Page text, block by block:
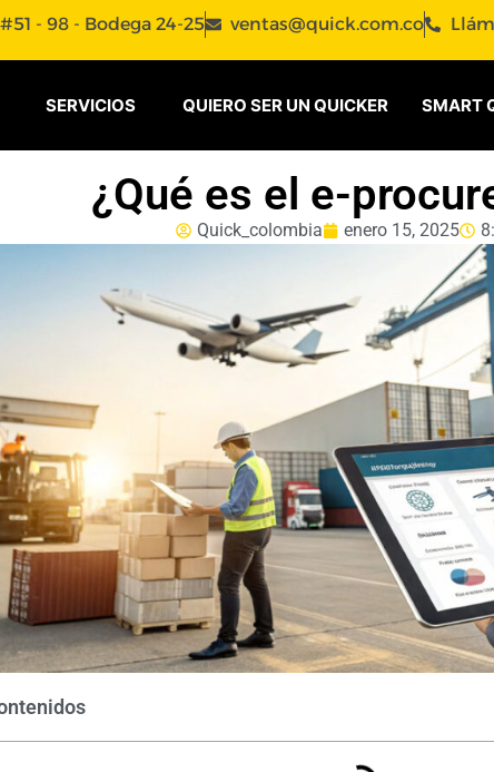
- 98 - Bodega 24-25 ventas@quick.com.co
SERVICIOS QUIERO SER UN QUICKER SMART
¿Qué es el e-
Quick_colombia enero 15, 2025